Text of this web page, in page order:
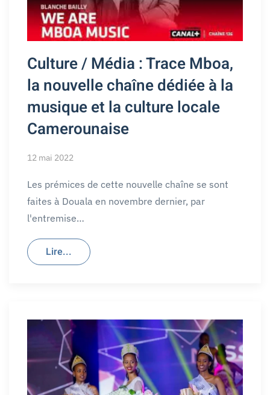
Culture / Média : Trace Mboa,
la nouvelle chaîne dédiée à la
musique et la culture locale
Camerounaise
12 mai 2022
Les prémices de cette nouvelle chaîne se sont
faites à Douala en novembre dernier, par
l'entremise…
Lire...